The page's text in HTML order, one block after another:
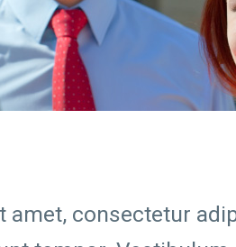
amet, consectetur